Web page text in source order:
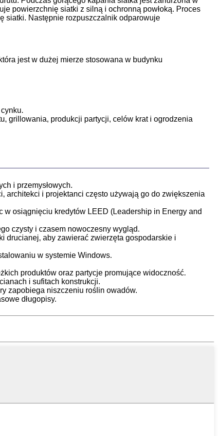
powierzchnię siatki z silną i ochronną powłoką. Proces
siatki. Następnie rozpuszczalnik odparowuje
jest w dużej mierze stosowana w budynku
grillowania, produkcji partycji, celów krat i ogrodzenia
i przemysłowych.
architekci i projektanci często używają go do zwiększenia
osiągnięciu kredytów LEED (Leadership in Energy and
czysty i czasem nowoczesny wygląd.
drucianej, aby zawierać zwierzęta gospodarskie i
w systemie Windows.
produktów oraz partycje promujące widoczność.
i sufitach konstrukcji.
zapobiega niszczeniu roślin owadów.
długopisy.